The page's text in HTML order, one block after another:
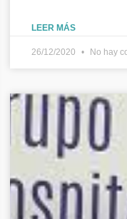
LEER MÁS
26/12/2020 No hay